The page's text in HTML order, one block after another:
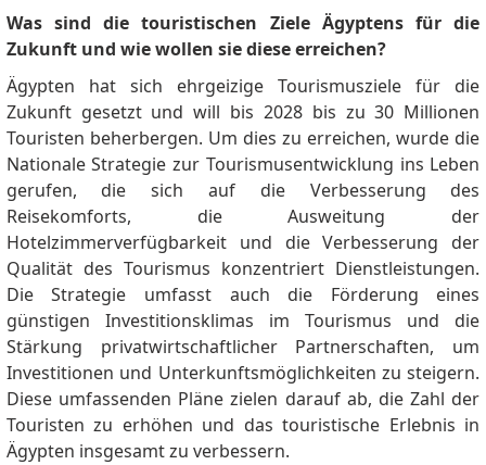
Was sind die touristischen Ziele Ägyptens für die
Zukunft und wie wollen sie diese erreichen?
Ägypten hat sich ehrgeizige Tourismusziele für die
Zukunft gesetzt und will bis 2028 bis zu 30 Millionen
Touristen beherbergen. Um dies zu erreichen, wurde die
Nationale Strategie zur Tourismusentwicklung ins Leben
gerufen, die sich auf die Verbesserung des
Reisekomforts, die Ausweitung der
Hotelzimmerverfügbarkeit und die Verbesserung der
Qualität des Tourismus konzentriert Dienstleistungen.
Die Strategie umfasst auch die Förderung eines
günstigen Investitionsklimas im Tourismus und die
Stärkung privatwirtschaftlicher Partnerschaften, um
Investitionen und Unterkunftsmöglichkeiten zu steigern.
Diese umfassenden Pläne zielen darauf ab, die Zahl der
Touristen zu erhöhen und das touristische Erlebnis in
Ägypten insgesamt zu verbessern.